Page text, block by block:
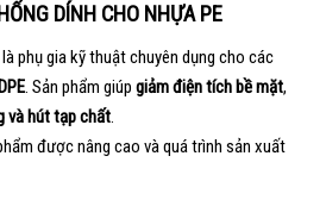
DÍNH CHO NHỰA PE
là phụ gia kỹ thuật chuyên dụng cho các
. Sản phẩm giúp giảm điện tích bề mặt,
và hút tạp chất.
được nâng cao và quá trình sản xuất